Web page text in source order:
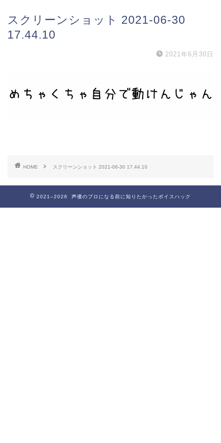
スクリーンショット 2021-06-30
17.44.10
2021年6月30日
HOME スクリーンショット 2021-06-30 17.44.10
2021–2026 声優のプロになる前に知りたかったボイスハック